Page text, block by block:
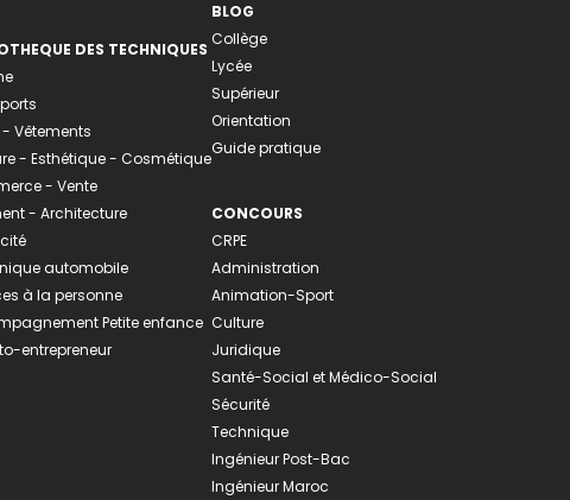
DES TECHNIQUES
Vêtements
- Esthétique - Cosmétique
- Vente
- Architecture
automobile
à la personne
Petite enfance
entrepreneur
BLOG
Collège
Lycée
Supérieur
Orientation
Guide pratique
CONCOURS
CRPE
Administration
Animation-Sport
Culture
Juridique
Santé-Social et Médico-Social
Sécurité
Technique
Ingénieur Post-Bac
Ingénieur Maroc